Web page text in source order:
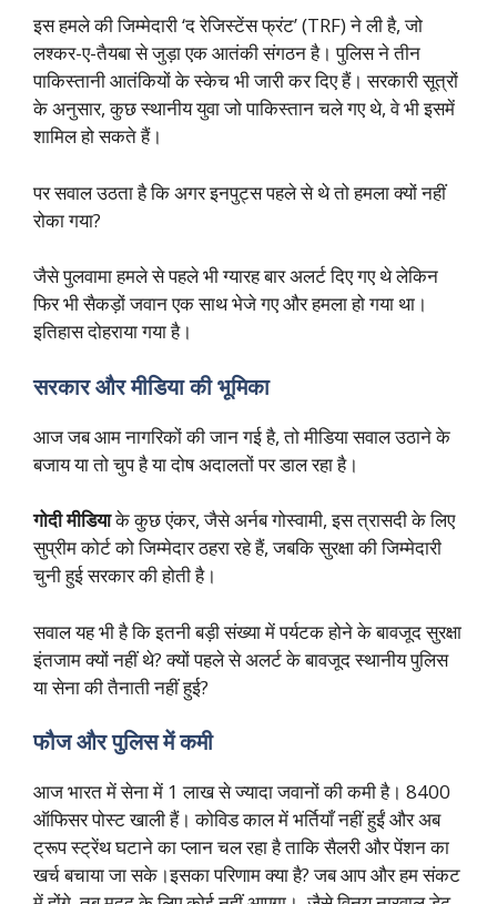
इस हमले की जिम्मेदारी ‘द रेजिस्टेंस फ्रंट’ (TRF) ने ली है, जो
लश्कर-ए-तैयबा से जुड़ा एक आतंकी संगठन है। पुलिस ने तीन
पाकिस्तानी आतंकियों के स्केच भी जारी कर दिए हैं। सरकारी सूत्रों
के अनुसार, कुछ स्थानीय युवा जो पाकिस्तान चले गए थे, वे भी इसमें
शामिल हो सकते हैं।
पर सवाल उठता है कि अगर इनपुट्स पहले से थे तो हमला क्यों नहीं
रोका गया?
जैसे पुलवामा हमले से पहले भी ग्यारह बार अलर्ट दिए गए थे लेकिन
फिर भी सैकड़ों जवान एक साथ भेजे गए और हमला हो गया था।
इतिहास दोहराया गया है।
सरकार और मीडिया की भूमिका
आज जब आम नागरिकों की जान गई है, तो मीडिया सवाल उठाने के
बजाय या तो चुप है या दोष अदालतों पर डाल रहा है।
गोदी मीडियाके कुछ एंकर, जैसे अर्नब गोस्वामी, इस त्रासदी के लिए
सुप्रीम कोर्ट को जिम्मेदार ठहरा रहे हैं, जबकि सुरक्षा की जिम्मेदारी
चुनी हुई सरकार की होती है।
सवाल यह भी है कि इतनी बड़ी संख्या में पर्यटक होने के बावजूद सुरक्षा
इंतजाम क्यों नहीं थे? क्यों पहले से अलर्ट के बावजूद स्थानीय पुलिस
या सेना की तैनाती नहीं हुई?
फौज और पुलिस में कमी
आज भारत में सेना में 1 लाख से ज्यादा जवानों की कमी है। 8400
ऑफिसर पोस्ट खाली हैं। कोविड काल में भर्तियाँ नहीं हुईं और अब
ट्रूप स्ट्रेंथ घटाने का प्लान चल रहा है ताकि सैलरी और पेंशन का
खर्च बचाया जा सके।इसका परिणाम क्या है? जब आप और हम संकट